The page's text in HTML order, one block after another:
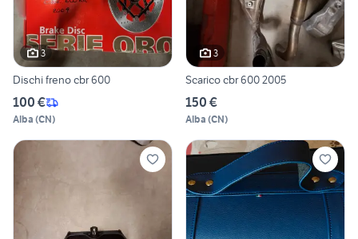
3
Dischi freno cbr 600
100 €
Alba (CN)
3
Scarico cbr 600 2005
150 €
Alba (CN)